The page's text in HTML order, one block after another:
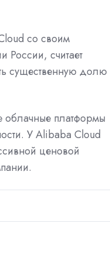
со своим
России, считает
существенную долю
платформы
У Alibaba Cloud
ценовой